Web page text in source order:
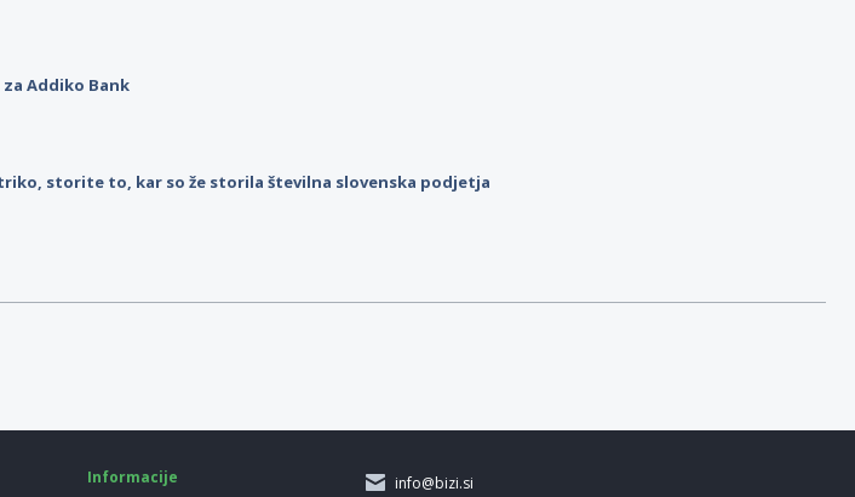
Addiko Bank
storite to, kar so že storila številna slovenska podjetja
Informacije
info@bizi.si